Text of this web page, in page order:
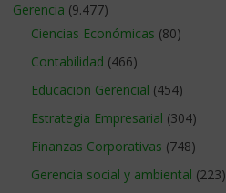
Gerencia (9.477)
Ciencias Económicas (80)
Contabilidad (466)
Educacion Gerencial (454)
Estrategia Empresarial (304)
Finanzas Corporativas (748)
Gerencia social y ambiental (223)